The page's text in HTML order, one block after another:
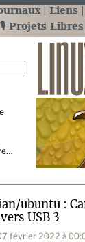
Liens
🎙️ Projets Libres
ubuntu
USB 3
février 2022 à